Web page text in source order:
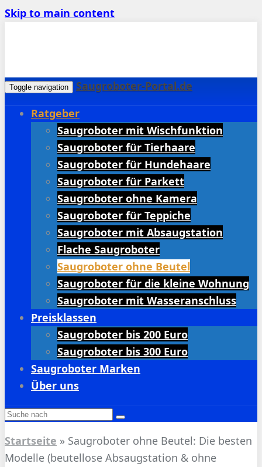
Skip to main content
Toggle navigation
Saugroboter-Portal.de
Ratgeber
Saugroboter mit Wischfunktion
Saugroboter für Tierhaare
Saugroboter für Hundehaare
Saugroboter für Parkett
Saugroboter ohne Kamera
Saugroboter für Teppiche
Saugroboter mit Absaugstation
Flache Saugroboter
Saugroboter ohne Beutel
Saugroboter für die kleine Wohnung
Saugroboter mit Wasseranschluss
Preisklassen
Saugroboter bis 200 Euro
Saugroboter bis 300 Euro
Saugroboter Marken
Über uns
Startseite » Saugroboter ohne Beutel: Die besten
Modelle (beutellose Absaugstation & ohne